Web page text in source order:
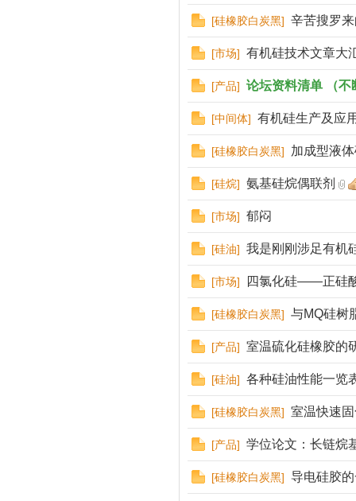
[硅橡胶白炭黑] 辛苦搜罗
[市场] 有机硅技术文章大
[产品] 论坛资料清单 （不
[中间体] 有机硅生产及应
[硅橡胶白炭黑] 加成型液
[硅烷] 氨基硅烷偶联剂
[市场] 郁闷
[硅油] 我是刚刚涉足有机
[市场] 四氯化硅——正硅
[硅橡胶白炭黑] 与MQ硅树
[产品] 室温硫化硅橡胶的
[硅油] 各种硅油性能一览
[硅橡胶白炭黑] 室温快速
[产品] 学位论文：长链烷
[硅橡胶白炭黑] 导电硅胶